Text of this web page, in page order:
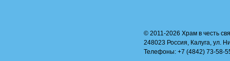
© 2011-2026 Храм в честь
248023 Россия, Калуга, ул.
Телефоны: +7 (4842) 73-58-